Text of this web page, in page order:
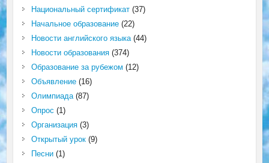
Национальный сертификат(37)
Начальное образование(22)
Новости английского языка(44)
Новости образования(374)
Образование за рубежом (12)
Объявление(16)
Олимпиада(87)
Опрос (1)
Организация(3)
Открытый урок(9)
Песни(1)